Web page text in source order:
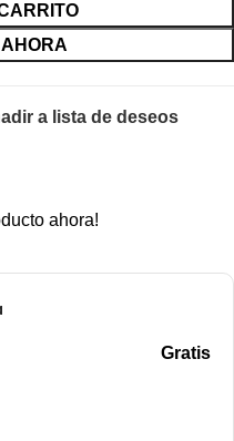
a lista de deseos
ahora!
Gratis